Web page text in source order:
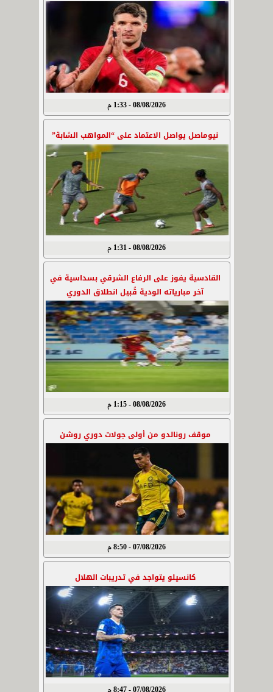
08/08/2026 - 1:33 م
نيوماصل يواصل الاعتماد على “المواهب الشابة”
08/08/2026 - 1:31 م
القادسية يفوز على الرفاع الشرقي بسداسية في
آخر مبارياته الودية قُبيل انطلاق الدوري
08/08/2026 - 1:15 م
موقف رونالدو من أولى جولات دوري روشن
07/08/2026 - 8:50 م
كانسيلو يتواجد في تدريبات الهلال